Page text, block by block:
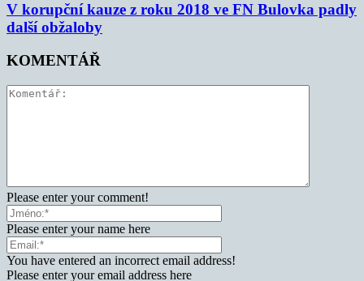
V korupční kauze z roku 2018 ve FN Bulovka padly
další obžaloby
KOMENTÁŘ
Please enter your comment!
Please enter your name here
You have entered an incorrect email address!
Please enter your email address here